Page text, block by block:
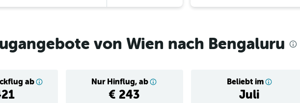
von Wien nach Bengaluru
ab Nur Hinflug, ab
€ 243
Beliebt im
Juli